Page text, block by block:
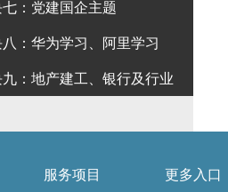
：党建国企主题
：华为学习、阿里学习
：地产建工、银行及行业
服务项目 更多入口